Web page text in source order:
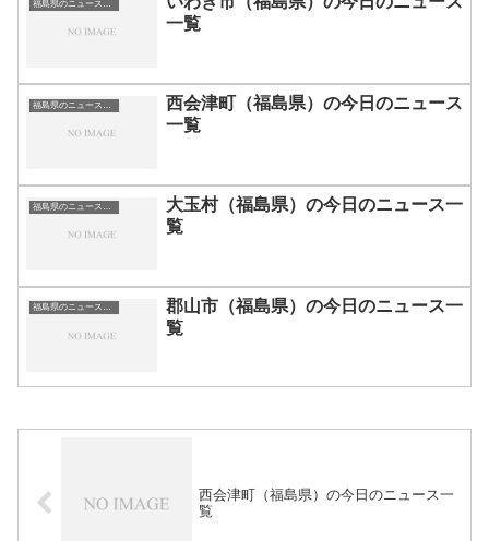
一覧
西会津町（福島県）の今日のニュース
一覧
大玉村（福島県）の今日のニュース一
覧
福島県のニュース一覧
郡山市（福島県）の今日のニュース一
覧
西会津町（福島県）の今日のニュース一
覧